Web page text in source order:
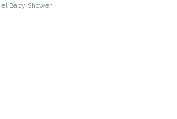
Baby Shower